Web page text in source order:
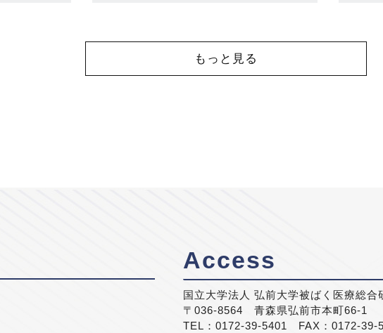
もっと見る
Access
国立大学法人 弘前大学被ばく医療総合
〒036-8564 青森県弘前市本町66-1
TEL：0172-39-5401 FAX：0172-39-